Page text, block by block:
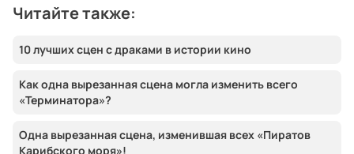
Читайте также:
10 лучших сцен с драками в истории кино
Как одна вырезанная сцена могла изменить всего
«Терминатора»?
Одна вырезанная сцена, изменившая всех «Пиратов
Карибского моря»!